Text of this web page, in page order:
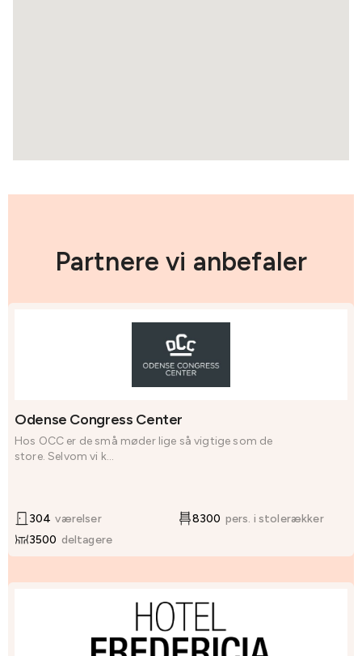
Partnere vi anbefaler
Odense Congress Center
Hos OCC er de små møder lige så vigtige som de
store. Selvom vi k...
304 værelser 8300 pers. i stolerækker
3500 deltagere